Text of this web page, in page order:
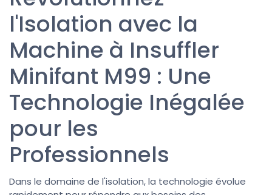
l'Isolation avec la
Machine à Insuffler
Minifant M99 : Une
Technologie Inégalée
pour les
Professionnels
Dans le domaine de l'isolation, la technologie évolue